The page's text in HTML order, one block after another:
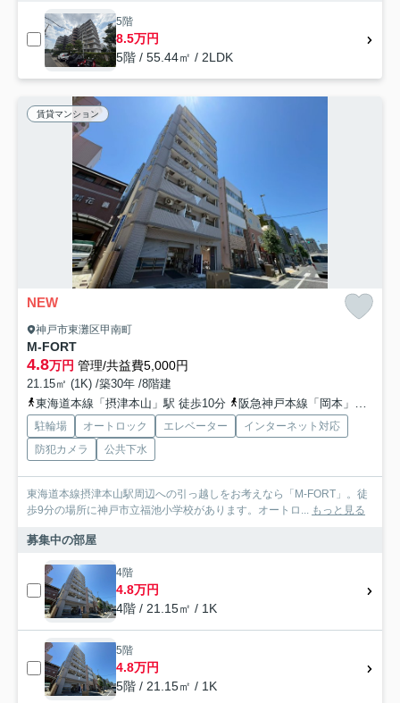
5階
8.5万円
5階 / 55.44㎡ / 2LDK
賃貸マンション
NEW
神戸市東灘区甲南町
M-FORT
4.8万円 管理/共益費5,000円
21.15㎡ (1K) /築30年 /8階建
東海道本線「摂津本山」駅 徒歩10分
阪急神戸本線「岡本」駅 徒歩15分
駐輪場 オートロック エレベーター
インターネット対応
防犯カメラ
公共下水
東海道本線摂津本山駅周辺への引っ越しをお考えなら「M-FORT」。徒
歩9分の場所に神戸市立福池小学校があります。オートロ... もっと見る
募集中の部屋
4階
4.8万円
4階 / 21.15㎡ / 1K
5階
4.8万円
5階 / 21.15㎡ / 1K